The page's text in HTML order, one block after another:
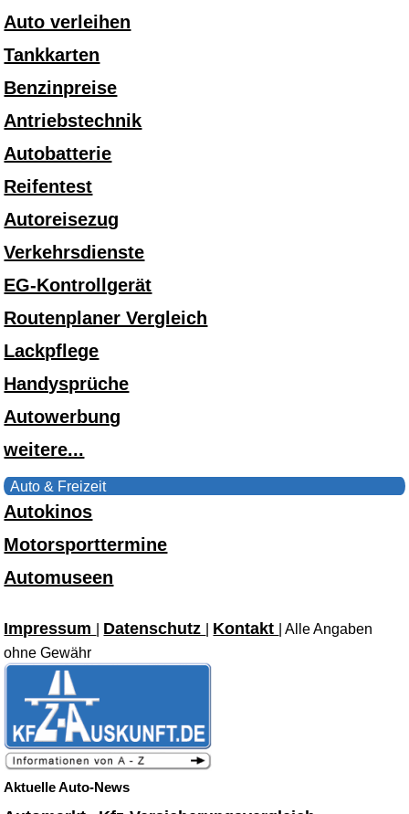
Auto verleihen
Tankkarten
Benzinpreise
Antriebstechnik
Autobatterie
Reifentest
Autoreisezug
Verkehrsdienste
EG-Kontrollgerät
Routenplaner Vergleich
Lackpflege
Handysprüche
Autowerbung
weitere...
Auto & Freizeit
Autokinos
Motorsporttermine
Automuseen
Impressum Datenschutz Kontakt
| Alle Angaben
ohne Gewähr
Aktuelle Auto-News